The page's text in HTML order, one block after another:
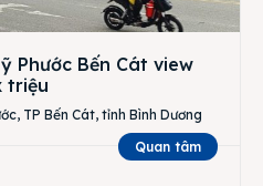
Phước Bến Cát view
triệu
TP Bến Cát, tỉnh Bình Dương
Quan tâm